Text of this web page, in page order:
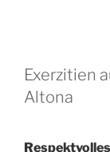
Exerzitien
Altona